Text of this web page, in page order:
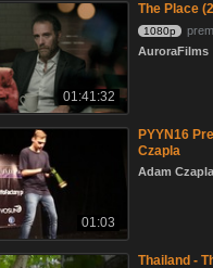
01:41:32
The Place
1080p
AuroraFilms
01:03
PYYN16
Czapla
Adam Czapla
Thailand -